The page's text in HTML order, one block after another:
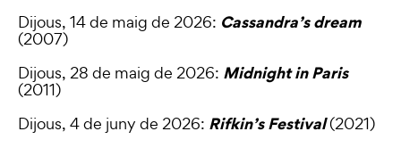
Dijous, 14 de maig de 2026: Cassandra’s dream
(2007)
Dijous, 28 de maig de 2026: Midnight in Paris
(2011)
Dijous, 4 de juny de 2026: Rifkin’s Festival(2021)